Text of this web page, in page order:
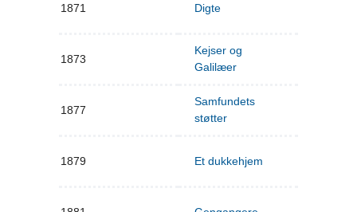
1871 Digte
1873
Kejser og
Galilæer
1877
Samfundets
støtter
1879 Et dukkehjem